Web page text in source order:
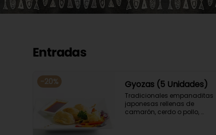
Entradas
-20% Gyozas (5 Unidades)
Tradicionales empanaditas
japonesas rellenas de
camarón, cerdo o pollo,